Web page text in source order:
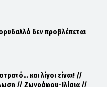
δεν προβλέπεται
και λίγοι είναι! //
// Ζωγράφου-Ιλίσια //